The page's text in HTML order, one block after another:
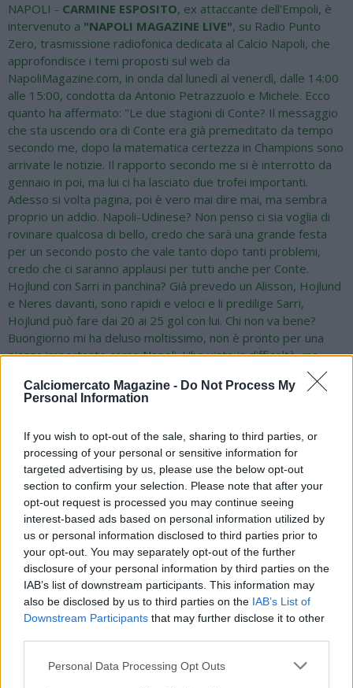
Calciomercato Magazine - Do Not Process My
Personal Information
If you wish to opt-out of the sale, sharing to third parties, or
processing of your personal or sensitive information for
targeted advertising by us, please use the below opt-out
section to confirm your selection. Please note that after your
opt-out request is processed you may continue seeing
interest-based ads based on personal information utilized by
us or personal information disclosed to third parties prior to
your opt-out. You may separately opt-out of the further
disclosure of your personal information by third parties on the
IAB’s list of downstream participants. This information may
also be disclosed by us to third parties on the IAB’s List of
Downstream Participants that may further disclose it to other
Personal Data Processing Opt Outs
NAPOLI - CARMINE ESPOSITO, ex attaccante dell'Empoli, è
intervenuto a "NAPOLI MAGAZINE LIVE", su Radio Punto
Zero, trasmissione radiofonica dedicata al Calcio Napoli, che
approfondisce i temi proposti sul web da
NapoliMagazine.com, in onda dal lunedì al venerdì, dalle 14:00
alle 15:00, condotta da Antonio Petrazzuolo e Michele. Ecco
quanto ha affermato: "Le due stagioni di Conte? Il messaggio
che sta uscendo ora di Conte era già premeditato da tempo
secondo me, dopo la matematica certezza in Champions sono
arrivate le notizie. Il rapporto secondo me si è interrotto da
gennaio in poi, ma lui ci ha lasciato due trofei importanti.
Adesso si volta pagina, poi è vero mai dire mai, ma sembra
proprio un addio. Napoli-Udinese? Non penso ci sia voglia di
rovinare qualcosa di bello, credo che sarà una grande festa
per un secondo posto che vale tanto dopo tanti problemi,
credo che ci saranno applausi per tutti anche per Conte.
Hojlund con Sarri in panchina? Già prevedo un Alisson, Hojlund
e Neres davanti, sono rapidi e veloci e li predilige Sarri,
Hojlund può fare dai 20 ai 25 gol con lui. Chi non va bene?
Buongiorno mi ha deluso moltissimo, non è pronto per una
piazza importante come Napoli. L'ho visto in difficoltà, ma
Sarri sa mettere i tasselli giusti, poi Sarri gioca come piace a
me, calcola il giusto i difensori. Con Conte abbiamo vinto, ma di
calcio si è visto poco. Penso che Napoli merita di vincere i
poco il bel calcio ma evidenzia il risultato. Ben venga chi ti fa
vincere, con Sarri e Spalletti siamo stati abituati bene al bel
gioco. Spalletti nervoso? Ne sento tante, mi dispiace perchè
ha avuto un ottimo impatto all'inizio e si era messo in una
buona posizione in classifica, era molto avvantaggiato, poi ha
avuto questa battuta d'arresto. Penso che sia mancato
qualcosa dentro, già col Verona ha fatto una grande fatica. Con
Conte hai vinto, con Sarri c'erano calciatori che giocavano a
calcio ad occhi chiusi, ma penso che lo Scudetto di Spalletti
resterà unico, il Napoli ha dettato legge in tutti i campi e ha
portato a casa uno scudetto strameritato".